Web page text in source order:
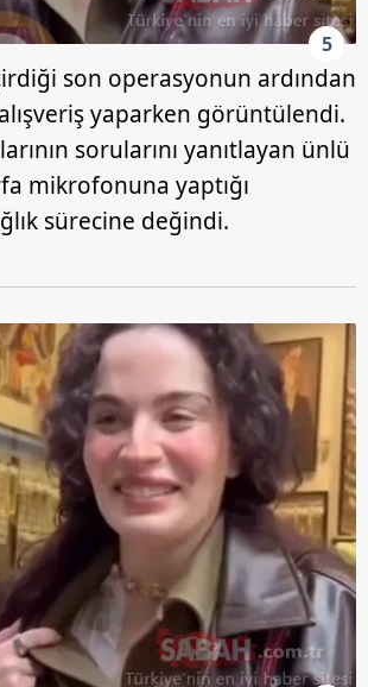
5
son operasyonun ardından
yaparken görüntülendi.
sorularını yanıtlayan ünlü
mikrofonuna yaptığı
sürecine değindi.